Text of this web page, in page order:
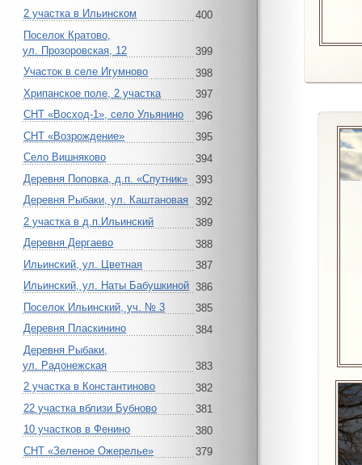
2 участка в Ильинском
400
Поселок Кратово,
ул. Прозоровская, 12
399
Участок в селе Игумново
398
Хрипанское поле, 2 участка
397
СНТ «Восход-1», село Ульянино
396
СНТ «Возрождение»
395
Село Вишняково
394
Деревня Поповка, д.п. «Спутник»
393
Деревня Рыбаки, ул. Каштановая 392
2 участка в д.п.Ильинский
389
Деревня Дергаево
388
Ильинский, ул. Цветная
387
Ильинский, ул. Наты Бабушкиной 386
Поселок Ильинский, уч. № 3
385
Деревня Пласкинино
384
Деревня Рыбаки,
ул. Радонежская
383
2 участка в Константиново
382
22 участка вблизи Бубново
381
10 участков в Фенино
380
СНТ «Зеленое Ожерелье»
379